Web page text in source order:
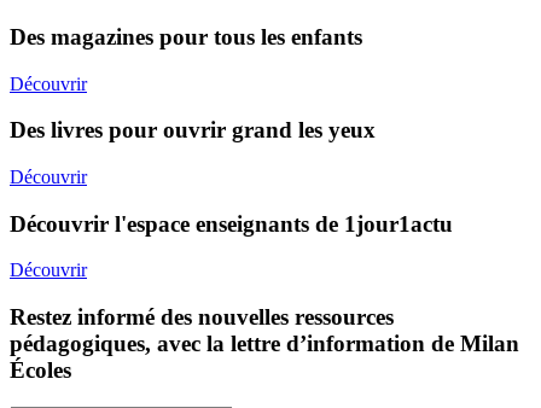
Des magazines pour tous les enfants
Découvrir
Des livres pour ouvrir grand les yeux
Découvrir
Découvrir l'espace enseignants de 1jour1actu
Découvrir
Restez informé des nouvelles ressources
pédagogiques, avec la lettre d’information de Milan
Écoles